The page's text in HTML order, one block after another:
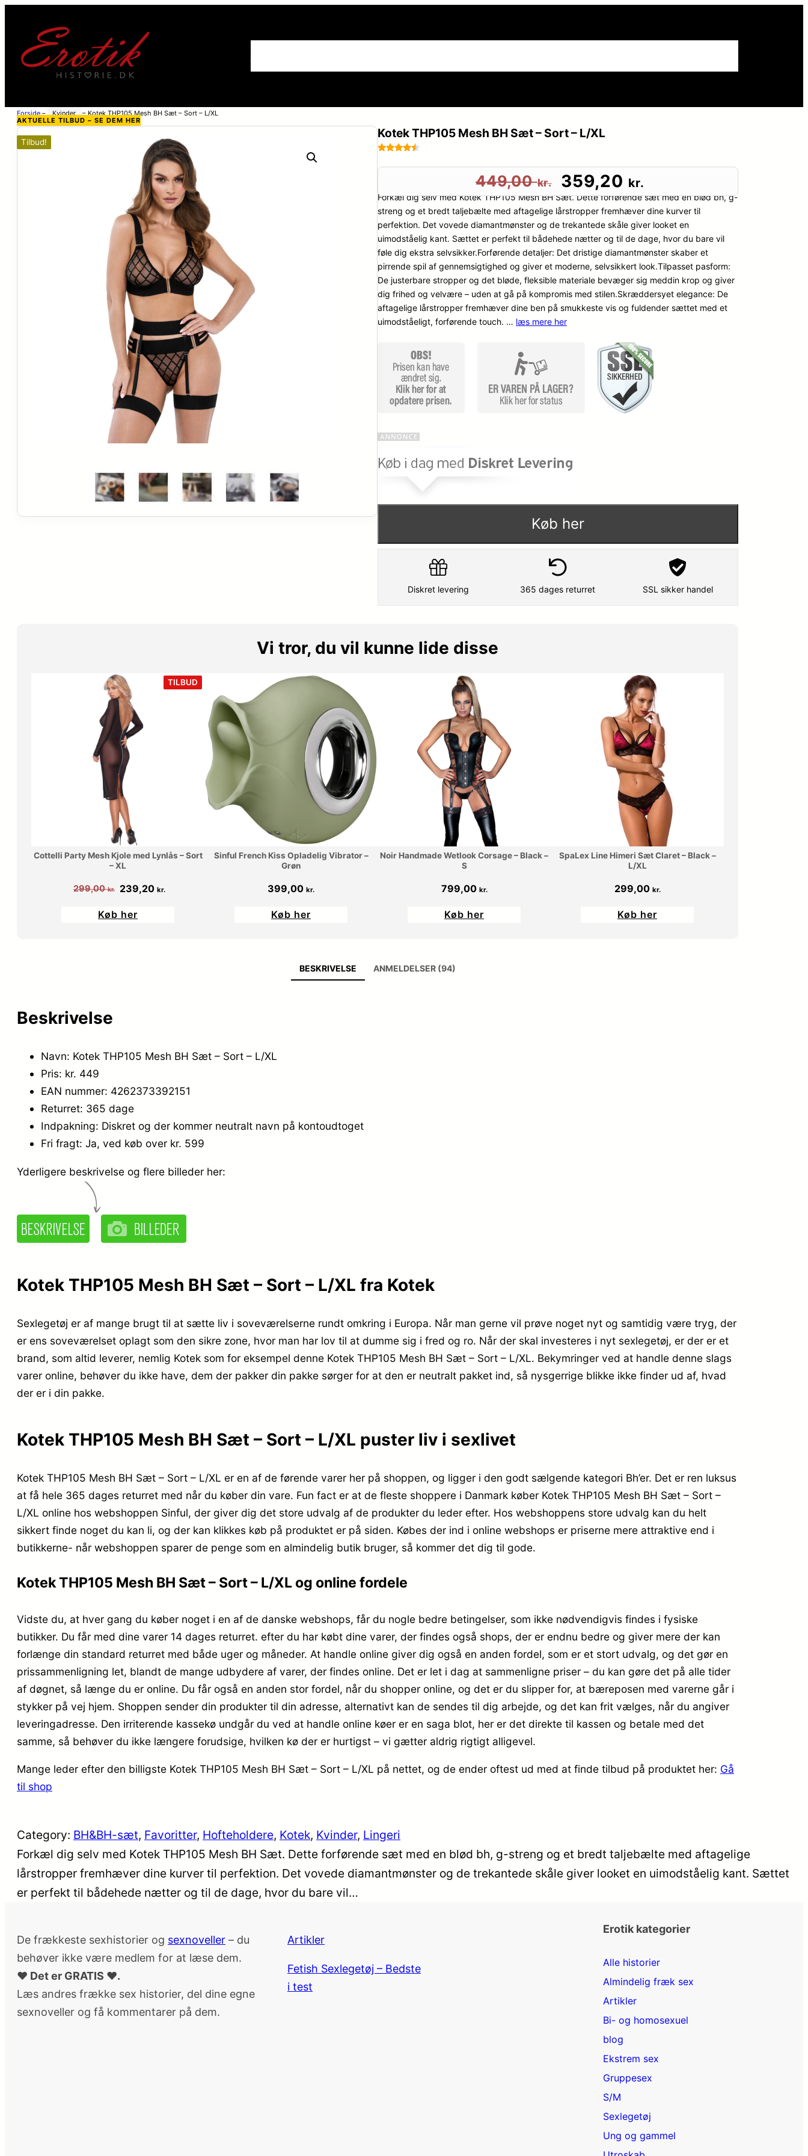
Forside– Kvinder –Kotek THP105 Mesh BH Sæt – Sort – L/XL
AKTUELLE TILBUD – SE DEM HER
Tilbud!
Kotek THP105 Mesh BH Sæt – Sort – L/XL
som
baseret
på
kundebedø
mmelser
449,00kr.
D
e
n
o
p
r
d
l
g
e
p
r
9
359,20 kr.
e
n
a
k
u
e
l
i
e
3
5
9
,
2
0
k
r
Forkæl dig selv med Kotek THP105 Mesh BH Sæt. Dette forførende sæt med en blød bh, g-
streng og et bredt taljebælte med aftagelige lårstropper fremhæver dine kurver til
perfektion. Det vovede diamantmønster og de trekantede skåle giver looket en
uimodståelig kant. Sættet er perfekt til bådehede nætter og til de dage, hvor du bare vil
føle dig ekstra selvsikker.Forførende detaljer: Det dristige diamantmønster skaber et
pirrende spil af gennemsigtighed og giver et moderne, selvsikkert look.Tilpasset pasform:
De justerbare stropper og det bløde, fleksible materiale bevæger sig meddin krop og giver
dig frihed og velvære – uden at gå på kompromis med stilen.Skræddersyet elegance: De
aftagelige lårstropper fremhæver dine ben på smukkeste vis og fuldender sættet med et
uimodståeligt, forførende touch. … læs mere her
Køb her
Diskret levering 365 dages returret SSL sikker handel
Vi tror, du vil kunne lide disse
TILBUD
PÅ
TILBUD
Cottelli Party Mesh Kjole med Lynlås – Sort
– XL
299,00kr.
Den
pris
239,20 kr.
Køb her
Sinful French Kiss Opladelig Vibrator –
Grøn
399,00 kr.
Køb her
Noir Handmade Wetlook Corsage – Black –
S
799,00 kr.
Køb her
SpaLex Line Himeri Sæt Claret – Black –
L/XL
299,00 kr.
Køb her
BESKRIVELSE ANMELDELSER (94)
Beskrivelse
Navn: Kotek THP105 Mesh BH Sæt – Sort – L/XL
Pris: kr. 449
EAN nummer: 4262373392151
Returret: 365 dage
Indpakning: Diskret og der kommer neutralt navn på kontoudtoget
Fri fragt: Ja, ved køb over kr. 599
Yderligere beskrivelse og flere billeder her:
Kotek THP105 Mesh BH Sæt – Sort – L/XL fra Kotek
Sexlegetøj er af mange brugt til at sætte liv i soveværelserne rundt omkring i Europa. Når man gerne vil prøve noget nyt og samtidig være tryg, der
er ens soveværelset oplagt som den sikre zone, hvor man har lov til at dumme sig i fred og ro. Når der skal investeres i nyt sexlegetøj, er der er et
brand, som altid leverer, nemlig Kotek som for eksempel denne Kotek THP105 Mesh BH Sæt – Sort – L/XL. Bekymringer ved at handle denne slags
varer online, behøver du ikke have, dem der pakker din pakke sørger for at den er neutralt pakket ind, så nysgerrige blikke ikke finder ud af, hvad
der er i din pakke.
Kotek THP105 Mesh BH Sæt – Sort – L/XL puster liv i sexlivet
Kotek THP105 Mesh BH Sæt – Sort – L/XL er en af de førende varer her på shoppen, og ligger i den godt sælgende kategori Bh’er. Det er ren luksus
at få hele 365 dages returret med når du køber din vare. Fun fact er at de fleste shoppere i Danmark køber Kotek THP105 Mesh BH Sæt – Sort –
L/XL online hos webshoppen Sinful, der giver dig det store udvalg af de produkter du leder efter. Hos webshoppens store udvalg kan du helt
sikkert finde noget du kan li, og der kan klikkes køb på produktet er på siden. Købes der ind i online webshops er priserne mere attraktive end i
butikkerne- når webshoppen sparer de penge som en almindelig butik bruger, så kommer det dig til gode.
Kotek THP105 Mesh BH Sæt – Sort – L/XL og online fordele
Vidste du, at hver gang du køber noget i en af de danske webshops, får du nogle bedre betingelser, som ikke nødvendigvis findes i fysiske
butikker. Du får med dine varer 14 dages returret. efter du har købt dine varer, der findes også shops, der er endnu bedre og giver mere der kan
forlænge din standard returret med både uger og måneder. At handle online giver dig også en anden fordel, som er et stort udvalg, og det gør en
prissammenligning let, blandt de mange udbydere af varer, der findes online. Det er let i dag at sammenligne priser – du kan gøre det på alle tider
af døgnet, så længe du er online. Du får også en anden stor fordel, når du shopper online, og det er du slipper for, at bæreposen med varerne går i
stykker på vej hjem. Shoppen sender din produkter til din adresse, alternativt kan de sendes til dig arbejde, og det kan frit vælges, når du angiver
leveringadresse. Den irriterende kassekø undgår du ved at handle online køer er en saga blot, her er det direkte til kassen og betale med det
samme, så behøver du ikke længere forudsige, hvilken kø der er hurtigst – vi gætter aldrig rigtigt alligevel.
Mange leder efter den billigste Kotek THP105 Mesh BH Sæt – Sort – L/XL på nettet, og de ender oftest ud med at finde tilbud på produktet her: Gå
til shop
Category: BH&BH-sæt, Favoritter, Hofteholdere, Kotek, Kvinder, Lingeri
Forkæl dig selv med Kotek THP105 Mesh BH Sæt. Dette forførende sæt med en blød bh, g-streng og et bredt taljebælte med aftagelige
lårstropper fremhæver dine kurver til perfektion. Det vovede diamantmønster og de trekantede skåle giver looket en uimodståelig kant. Sættet
er perfekt til bådehede nætter og til de dage, hvor du bare vil…
De frækkeste sexhistorier og sexnoveller – du
behøver ikke være medlem for at læse dem.
♥ Det er GRATIS ♥.
Læs andres frække sex historier, del dine egne
sexnoveller og få kommentarer på dem.
Artikler
Fetish Sexlegetøj – Bedste
i test
Erotik kategorier
Alle historier
Almindelig fræk sex
Artikler
Bi- og homosexuel
blog
Ekstrem sex
Gruppesex
S/M
Sexlegetøj
Ung og gammel